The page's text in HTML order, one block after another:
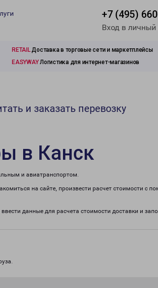
+7 (495)
Вход в личный
RETAILДоставка в торговые сети и маркетплейсы
EASYWAYЛогистика для интернет-магазинов
и заказать перевозку
в Канск
и авиатранспортом.
на сайте, произвести расчет стоимости с
данные для расчета стоимости доставки и